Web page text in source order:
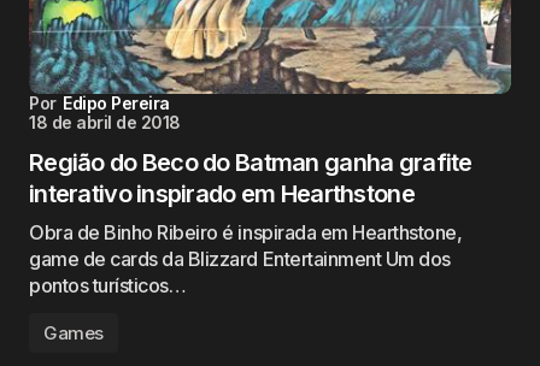
Por Edipo Pereira
18 de abril de 2018
Região do Beco do Batman ganha grafite
interativo inspirado em Hearthstone
Obra de Binho Ribeiro é inspirada em Hearthstone,
game de cards da Blizzard Entertainment Um dos
pontos turísticos…
Games